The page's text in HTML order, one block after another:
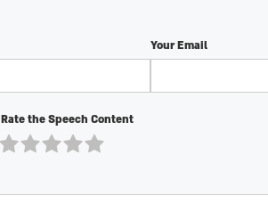
Your Email
Rate the Speech Content